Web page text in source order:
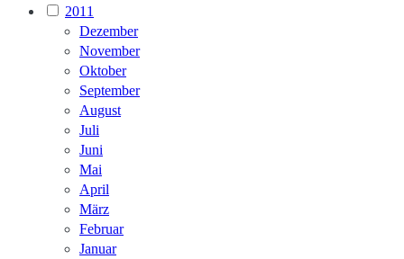
2011
Dezember
November
Oktober
September
August
Juli
Juni
Mai
April
März
Februar
Januar